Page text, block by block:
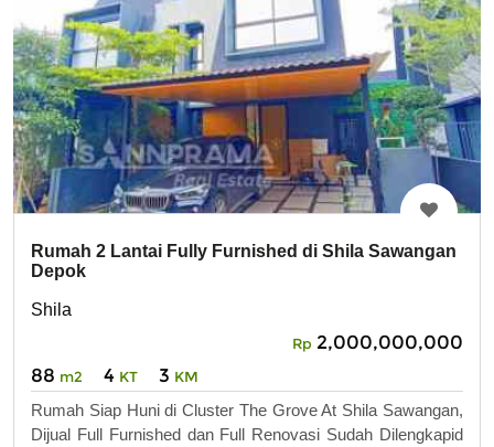
Rumah 2 Lantai Fully Furnished di Shila Sawangan
Depok
Shila
Rp 2,000,000,000
88 m2 4 KT 3 KM
Rumah Siap Huni di Cluster The Grove At Shila Sawangan,
Dijual Full Furnished dan Full Renovasi Sudah Dilengkapid